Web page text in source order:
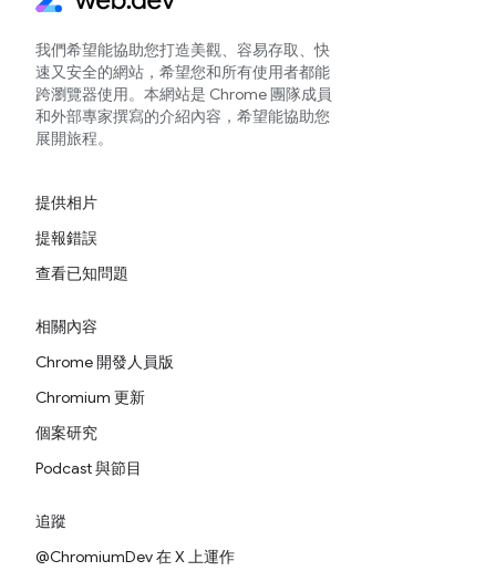
我們希望能協助您打造美觀、容易存取、快
速又安全的網站，希望您和所有使用者都能
跨瀏覽器使用。本網站是 Chrome 團隊成員
和外部專家撰寫的介紹內容，希望能協助您
展開旅程。
提供相片
提報錯誤
查看已知問題
相關內容
Chrome 開發人員版
Chromium 更新
個案研究
Podcast 與節目
追蹤
@ChromiumDev 在 X 上運作